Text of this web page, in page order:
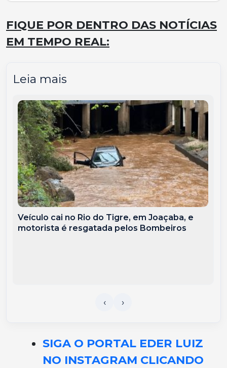
FIQUE POR DENTRO DAS NOTÍCIAS
EM TEMPO REAL:
Leia mais
Veículo cai no Rio do Tigre, em Joaçaba, e
motorista é resgatada pelos Bombeiros
SIGA O PORTAL EDER LUIZ
NO INSTAGRAM CLICANDO